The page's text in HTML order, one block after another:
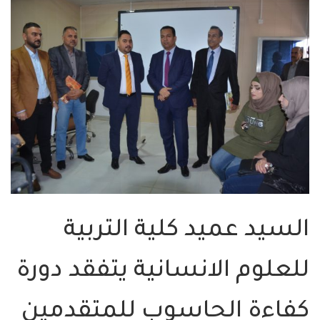
السيد عميد كلية التربية
للعلوم الانسانية يتفقد دورة
كفاءة الحاسوب للمتقدمين